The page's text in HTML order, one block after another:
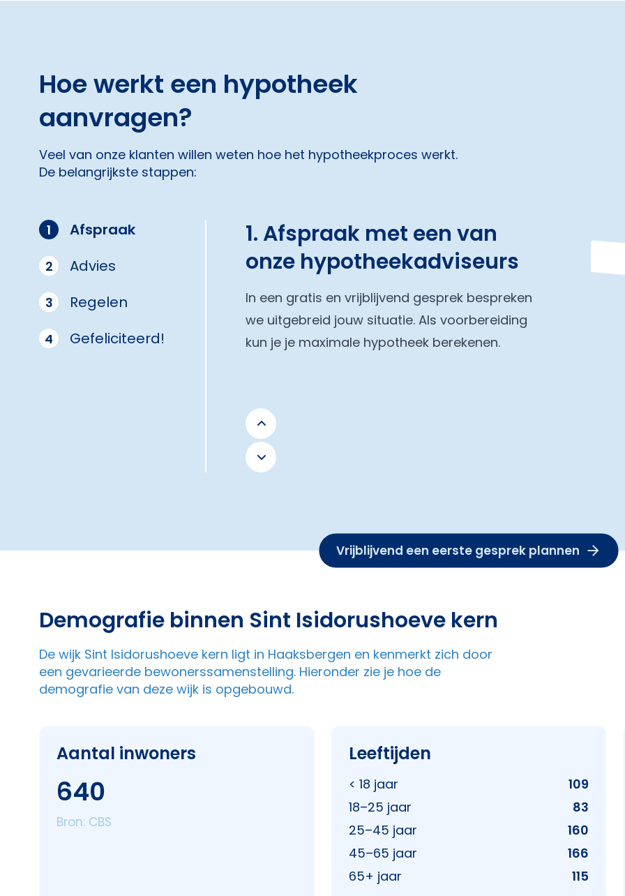
Hoe werkt een hypotheek
aanvragen?
Veel van onze klanten willen weten hoe het hypotheekproces werkt.
De belangrijkste stappen:
1 Afspraak
2 Advies
3 Regelen
4 Gefeliciteerd!
1. Afspraak met een van
onze hypotheekadviseurs
In een gratis en vrijblijvend gesprek bespreken
we uitgebreid jouw situatie. Als voorbereiding
kun je je maximale hypotheek berekenen.
Vrijblijvend een eerste gesprek plannen
Demografie binnen Sint Isidorushoeve kern
De wijk Sint Isidorushoeve kern ligt in Haaksbergen en kenmerkt zich door
een gevarieerde bewonerssamenstelling. Hieronder zie je hoe de
demografie van deze wijk is opgebouwd.
Aantal inwoners
640
Bron: CBS
Leeftijden
< 18 jaar
109
18–25 jaar
83
25–45 jaar
160
45–65 jaar
166
65+ jaar
115